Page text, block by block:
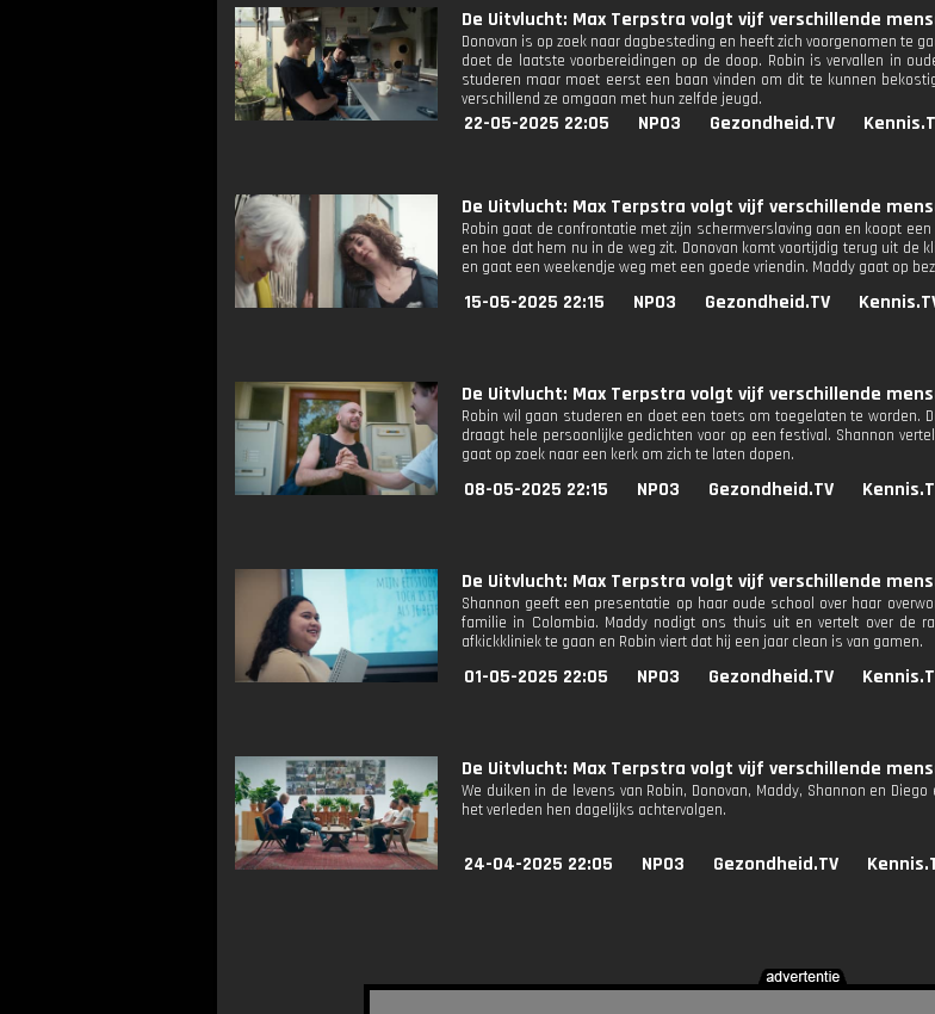
De Uitvlucht: Max Terpstra volgt vijf verschillende
Donovan is op zoek naar dagbesteding en heeft zich voorgenomen te
doet de laatste voorbereidingen op de doop. Robin is vervallen in
studeren maar moet eerst een baan vinden om dit te kunnen
verschillend ze omgaan met hun zelfde jeugd.
22-05-2025 22:05 NPO3 Gezondheid.TV
De Uitvlucht: Max Terpstra volgt vijf verschillende
Robin gaat de confrontatie met zijn schermverslaving aan en koopt
en hoe dat hem nu in de weg zit. Donovan komt voortijdig terug uit
en gaat een weekendje weg met een goede vriendin. Maddy gaat op
15-05-2025 22:15 NPO3 Gezondheid.TV
De Uitvlucht: Max Terpstra volgt vijf verschillende
Robin wil gaan studeren en doet een toets om toegelaten te worden.
draagt hele persoonlijke gedichten voor op een festival. Shannon
gaat op zoek naar een kerk om zich te laten dopen.
08-05-2025 22:15 NPO3 Gezondheid.TV
De Uitvlucht: Max Terpstra volgt vijf verschillende
Shannon geeft een presentatie op haar oude school over haar
familie in Colombia. Maddy nodigt ons thuis uit en vertelt over de
afkickkliniek te gaan en Robin viert dat hij een jaar clean is van gamen.
01-05-2025 22:05 NPO3 Gezondheid.TV
De Uitvlucht: Max Terpstra volgt vijf verschillende
We duiken in de levens van Robin, Donovan, Maddy, Shannon en
het verleden hen dagelijks achtervolgen.
24-04-2025 22:05 NPO3 Gezondheid.TV